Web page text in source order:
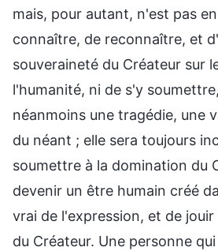
mais, pour autant, n'est pas
connaître, de reconnaître, et
souveraineté du Créateur sur
l'humanité, ni de s'y
néanmoins une tragédie, une
du néant ; elle sera toujours
soumettre à la domination du
devenir un être humain créé
vrai de l'expression, et de
du Créateur. Une personne